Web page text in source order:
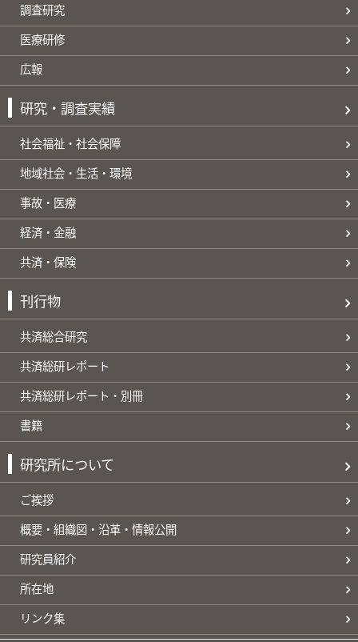
調査研究
医療研修
広報
研究・調査実績
社会福祉・社会保障
地域社会・生活・環境
事故・医療
経済・金融
共済・保険
刊行物
共済総合研究
共済総研レポート
共済総研レポート・別冊
書籍
研究所について
ご挨拶
概要・組織図・沿革・情報公開
研究員紹介
所在地
リンク集